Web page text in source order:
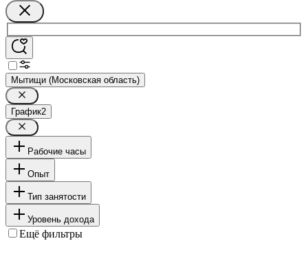
Мытищи (Московская область)
График2
Рабочие часы
Опыт
Тип занятости
Уровень дохода
Ещё фильтры